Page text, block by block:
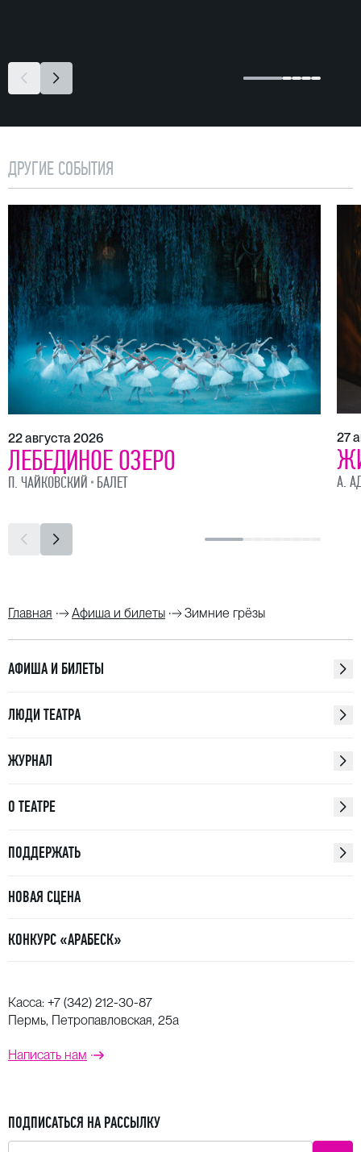
ДРУГИЕ СОБЫТИЯ
22 августа 2026
ЛЕБЕДИНОЕ ОЗЕРО
П. ЧАЙКОВСКИЙ БАЛЕТ
27
А.
Главная Афиша и билеты Зимние грёзы
АФИША И БИЛЕТЫ
ЛЮДИ ТЕАТРА
ЖУРНАЛ
О ТЕАТРЕ
ПОДДЕРЖАТЬ
НОВАЯ СЦЕНА
КОНКУРС «АРАБЕСК»
Касса: +7 (342) 212-30-87
Пермь, Петропавловская, 25а
Написать нам
ПОДПИСАТЬСЯ НА РАССЫЛКУ